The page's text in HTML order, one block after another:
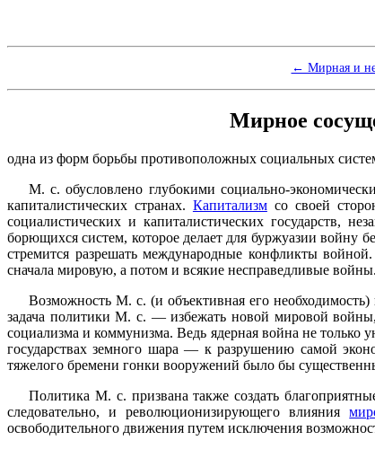
← Мирная и
Мирное
одна из форм борьбы противоположных социальных
М. с. обусловлено глубокими социально-
капиталистических странах. Капитализмсо своей
социалистических и капиталистических государств,
борющихся систем, которое делает для буржуазии войну
стремится разрешать международные конфликты
сначала мировую, а потом и всякие несправедливые войны.
Возможность М. с. (и объективная его необходимость)
задача политики М. с. — избежать новой мировой войны,
социализма и коммунизма. Ведь ядерная война не
государствах земного шара — к разрушению самой
тяжелого бремени гонки вооружений было бы
Политика М. с. призвана также создать
следовательно, и революционизирующего влияния
освободительного движения путем исключения